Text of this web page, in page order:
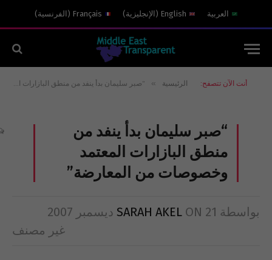
العربية English
( الإنجليزية)
Français
( الفرنسية)
أنت الآن تتصفح: الرئيسية » “صبر سليمان بدأ ينفد من منطق البازارات المعتمد وخصوصات من المعارضة”
“صبر سليمان بدأ ينفد من
منطق البازارات المعتمد
وخصوصات من المعارضة”
بواسطة SARAH AKEL ON 21 ديسمبر 2007
غير مصنف